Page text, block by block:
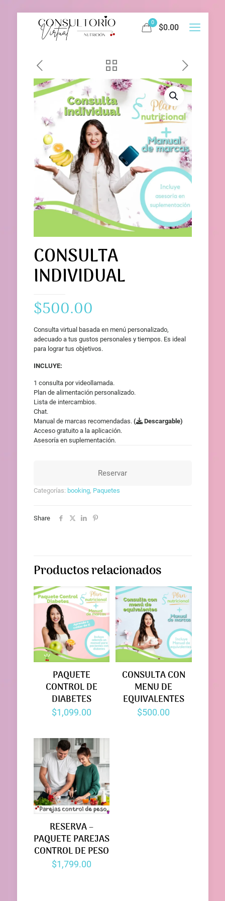
0
$0.00
CONSULTA
INDIVIDUAL
$500.00
Consulta virtual basada en menú personalizado,
adecuado a tus gustos personales y tiempos. Es ideal
para lograr tus objetivos.
INCLUYE:
1 consulta por videollamada.
Plan de alimentación personalizado.
Lista de intercambios.
Chat.
Manual de marcas recomendadas. (
Descargable)
Acceso gratuito a la aplicación.
Asesoría en suplementación.
Reservar
Categorías: booking, Paquetes
Share
Productos relacionados
PAQUETE
CONTROL DE
DIABETES
$1,099.00
CONSULTA CON
MENU DE
EQUIVALENTES
$500.00
RESERVA –
PAQUETE PAREJAS
CONTROL DE PESO
$1,799.00